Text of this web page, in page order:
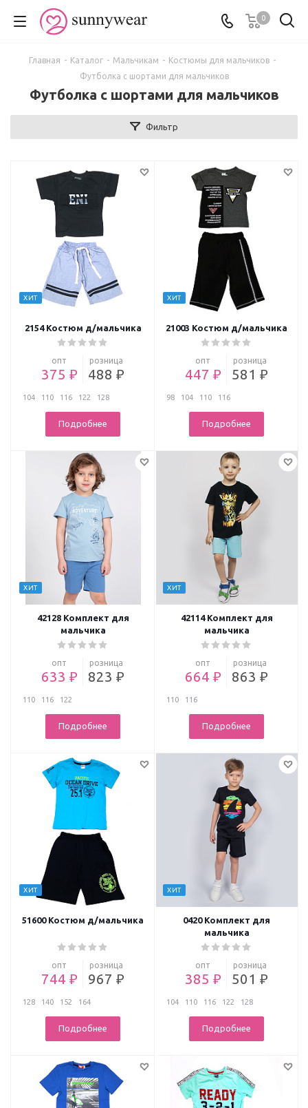
0
Главная - Каталог - Мальчикам - Костюмы для мальчиков -
Футболка с шортами для мальчиков
Футболка с шортами для мальчиков
Фильтр
ХИТ
2154 Костюм д/мальчика
опт
375 ₽
розница
488 ₽
104 110 116 122 128
Подробнее
ХИТ
21003 Костюм д/мальчика
опт
447 ₽
розница
581 ₽
98 104 110 116
Подробнее
ХИТ
42128 Комплект для
мальчика
опт
633 ₽
розница
823 ₽
110 116 122
Подробнее
ХИТ
42114 Комплект для
мальчика
опт
664 ₽
розница
863 ₽
110 116
Подробнее
ХИТ
51600 Костюм д/мальчика
опт
744 ₽
розница
967 ₽
128 140 152 164
Подробнее
ХИТ
0420 Комплект для
мальчика
опт
385 ₽
розница
501 ₽
104 110 116 122 128
Подробнее